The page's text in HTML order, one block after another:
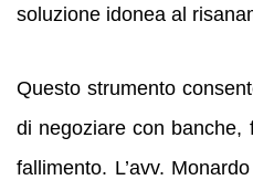
soluzione idonea al
Questo strumento
di negoziare con banche,
fallimento. L’avv.